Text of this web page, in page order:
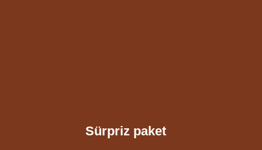
Sürpriz paket